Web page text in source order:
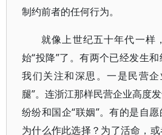
制约前者的任何行为。
就像上世纪五十年代一样
始“投降”了。有两个已经发生
我们关注和深思。一是民营
腿”。连浙江那样民营企业高度
纷纷和国企“联姻”。有的是自愿
为什么作此选择？为了活命，